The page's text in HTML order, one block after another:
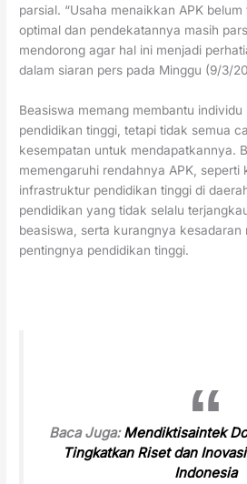
parsial. “Usaha menaikkan APK
optimal dan pendekatannya masih
mendorong agar hal ini menjadi
dalam siaran pers pada Minggu (9/3/
Beasiswa memang membantu
pendidikan tinggi, tetapi tidak semua
kesempatan untuk mendapatkannya.
memengaruhi rendahnya APK, seperti
infrastruktur pendidikan tinggi di
pendidikan yang tidak selalu
beasiswa, serta kurangnya kesadaran
pentingnya pendidikan tinggi.
Baca Juga:Mendiktisaintek
Tingkatkan Riset dan
Indonesia